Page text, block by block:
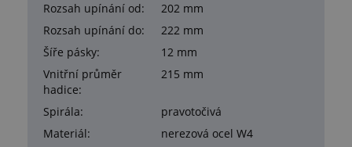
Rozsah upínání od:
202 mm
Rozsah upínání do:
222 mm
Šíře pásky:
12 mm
Vnitřní průměr
hadice:
215 mm
Spirála:
pravotočivá
Materiál:
nerezová ocel W4